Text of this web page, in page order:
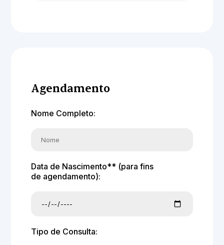
Agendamento
Nome Completo:
Data de Nascimento** (para fins
de agendamento):
Tipo de Consulta: